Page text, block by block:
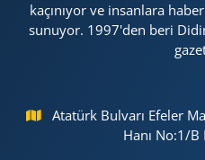
kaçınıyor ve insanlara
sunuyor. 1997'den beri
Atatürk Bulvarı Efeler
Hanı No:1/B